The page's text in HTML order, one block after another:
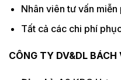
Nhân viên tư vấn
Tất cả các chi phí
CÔNG TY DV&DL